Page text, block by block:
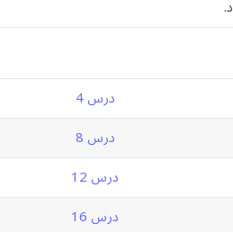
درس 4
درس 8
درس 12
درس 16